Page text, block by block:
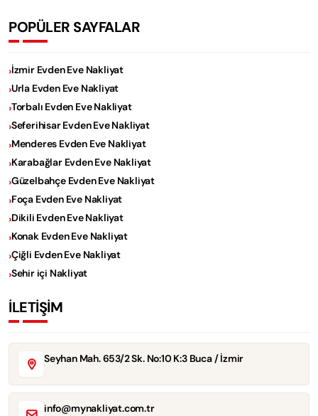
POPÜLER SAYFALAR
İzmir Evden Eve Nakliyat
Urla Evden Eve Nakliyat
Torbalı Evden Eve Nakliyat
Seferihisar Evden Eve Nakliyat
Menderes Evden Eve Nakliyat
Karabağlar Evden Eve Nakliyat
Güzelbahçe Evden Eve Nakliyat
Foça Evden Eve Nakliyat
Dikili Evden Eve Nakliyat
Konak Evden Eve Nakliyat
Çiğli Evden Eve Nakliyat
Sehir içi Nakliyat
İLETİŞİM
Seyhan Mah. 653/2 Sk. No:10 K:3 Buca / İzmir
info@mynakliyat.com.tr